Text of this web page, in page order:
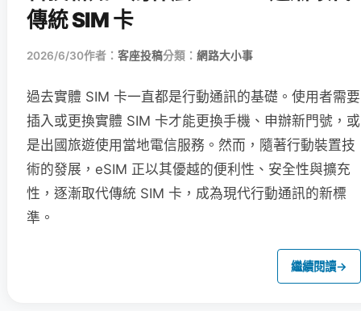
傳統 SIM 卡
2026/6/30作者： 客座投稿分類： 網路大小事
過去實體 SIM 卡一直都是行動通訊的基礎。使用者需要
插入或更換實體 SIM 卡才能更換手機、申辦新門號，或
是出國旅遊使用當地電信服務。然而，隨著行動裝置技
術的發展，eSIM 正以其優越的便利性、安全性與擴充
性，逐漸取代傳統 SIM 卡，成為現代行動通訊的新標
準。
繼續閱讀→